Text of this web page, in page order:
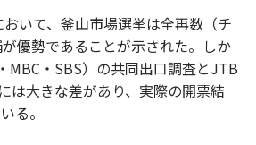
いて、釜山市場選挙は全再数（チ
優勢であることが示された。しか
MBC・SBS）の共同出口調査とJTB
は大きな差があり、実際の開票結
る。